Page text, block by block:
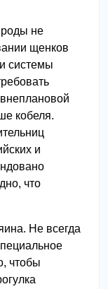
не
щенков
системы
кобеля.
и
что
Не всегда
чтобы